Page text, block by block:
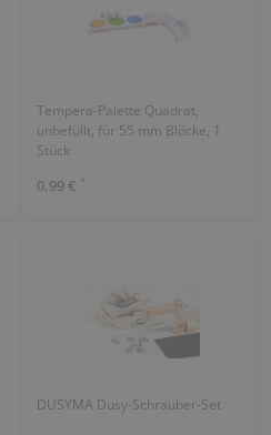
Tempera-Palette Quadrat,
unbefüllt, für 55 mm Blöcke, 1
Stück
0,99 € *
DUSYMA Dusy-Schrauber-Set